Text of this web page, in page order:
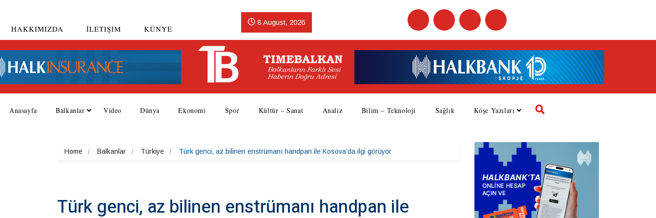
HAKKIMIZDA İLETIŞIM KÜNYE
8 August, 2026
Anasayfa Balkanlar Video Dünya Ekonomi Spor Kültür – Sanat Analiz Bilim – Teknoloji Sağlık Köşe Yazıları
Home Balkanlar Türkiye Türk genci, az bilinen enstrümanı handpan ile Kosova’da ilgi görüyor
Türk genci, az bilinen enstrümanı handpan ile